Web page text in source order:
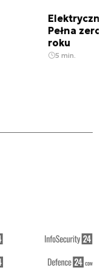
Pełna
roku
5 min.